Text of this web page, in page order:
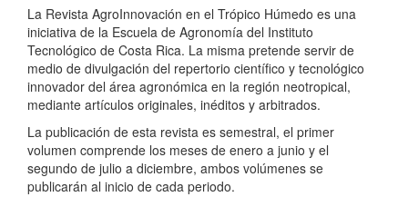
La Revista AgroInnovación en el Trópico Húmedo es una
iniciativa de la Escuela de Agronomía del Instituto
Tecnológico de Costa Rica. La misma pretende servir de
medio de divulgación del repertorio científico y tecnológico
innovador del área agronómica en la región neotropical,
mediante artículos originales, inéditos y arbitrados.
La publicación de esta revista es semestral, el primer
volumen comprende los meses de enero a junio y el
segundo de julio a diciembre, ambos volúmenes se
publicarán al inicio de cada periodo.